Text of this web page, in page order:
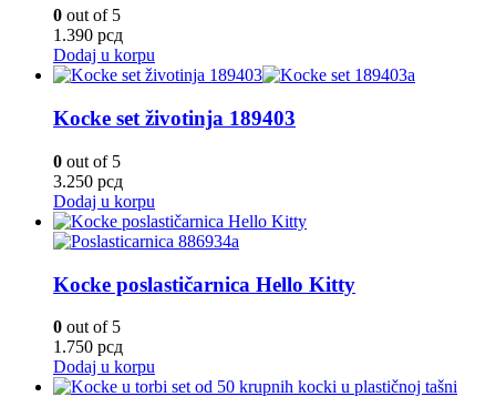
0 out of 5
1.390 рсд
Dodaj u korpu
Kocke set životinja 189403
0 out of 5
3.250 рсд
Dodaj u korpu
Kocke poslastičarnica Hello Kitty
0 out of 5
1.750 рсд
Dodaj u korpu